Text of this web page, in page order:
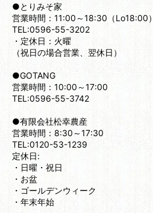
●とりみそ家
営業時間：11:00～18:30（Lo18:00）
TEL:0596-55-3202
・定休日：火曜
（祝日の場合営業、翌休日）
●GOTANG
営業時間：10:00～17:00
TEL:0596-55-3742
●有限会社松幸農産
営業時間：8:30～17:30
TEL:0120-53-1239
定休日:
・日曜・祝日
・お盆
・ゴールデンウィーク
・年末年始